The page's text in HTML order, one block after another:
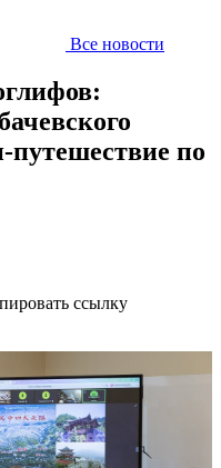
Все новости
путешествие по
ссылку